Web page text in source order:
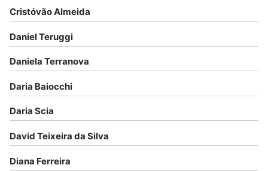
Cristóvão Almeida
Daniel Teruggi
Daniela Terranova
Daria Baiocchi
Daria Scia
David Teixeira da Silva
Diana Ferreira